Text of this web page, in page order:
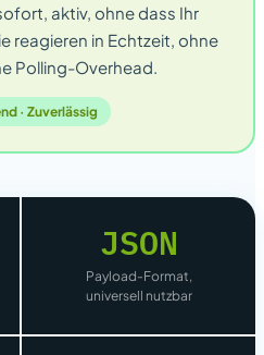
aktiv, ohne dass Ihr
reagieren in Echtzeit, ohne
Polling-Overhead.
· Zuverlässig
JSON
Payload-Format,
universell nutzbar